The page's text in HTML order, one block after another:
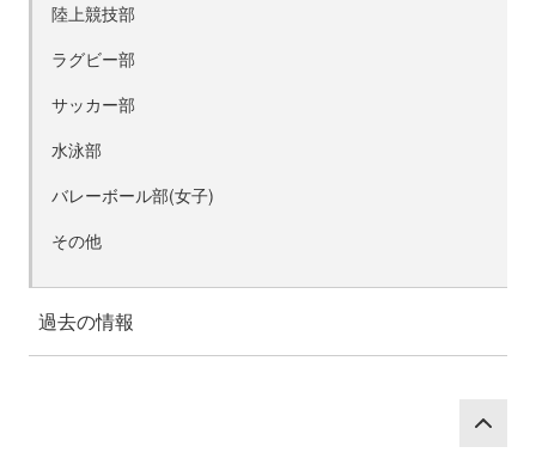
陸上競技部
ラグビー部
サッカー部
水泳部
バレーボール部(女子)
その他
過去の情報